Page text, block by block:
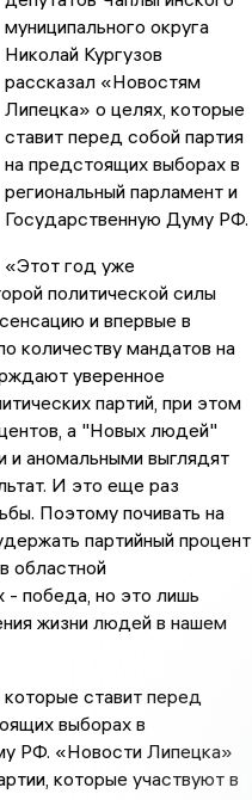
муниципального округа
Николай Кургузов
рассказал «Новостям
Липецка» о целях, которые
ставит перед собой партия
на предстоящих выборах в
региональный парламент и
Государственную Думу РФ.
«Этот год уже
политической силы
и впервые в
количеству мандатов на
уверенное
партий, при этом
а "Новых людей"
и аномальными выглядят
И это еще раз
Поэтому почивать на
партийный процент
областной
- победа, но это лишь
жизни людей в нашем
ставит перед
выборах в
РФ. «Новости Липецка»
которые участвуют в